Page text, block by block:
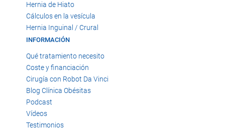
Hernia de Hiato
Cálculos en la vesícula
Hernia Inguinal / Crural
INFORMACIÓN
Qué tratamiento necesito
Coste y financiación
Cirugía con Robot Da Vinci
Blog Clínica Obésitas
Podcast
Vídeos
Testimonios